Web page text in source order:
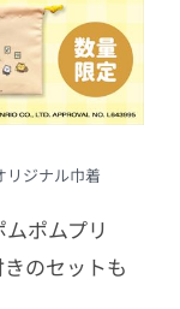
ジナル巾着
ポムプリ
のセットも